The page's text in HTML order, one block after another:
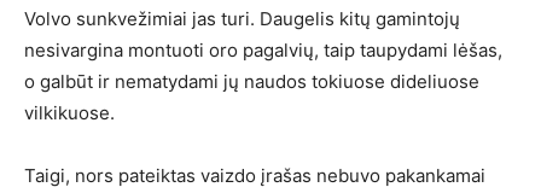
Volvo sunkvežimiai jas turi. Daugelis kitų gamintojų
nesivargina montuoti oro pagalvių, taip taupydami lėšas,
o galbūt ir nematydami jų naudos tokiuose dideliuose
vilkikuose.
Taigi, nors pateiktas vaizdo įrašas nebuvo pakankamai